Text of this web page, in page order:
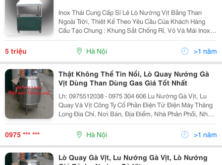
Inox Thái Cung Cấp Sỉ Lẻ Lò Nướng Vịt Bằng Than
Ngoài Trời, Thiêt Kế Theo Yêu Cầu Của Khách Hàng
Cấu Tạo Chung : Khung Sắt Chống Rỉ, Vỏ Và Mái Inox
304 Có Bánh Xe Di Chuyển Chế Độ Quay Xiên Tự Động
5 triệu Hà Nội >1 năm
Thật Không Thể Tin Nổi, Lò Quay Nướng Gà
Vịt Dùng Than Dùng Gas Giá Tốt Nhất
Lh: 0975512038 - 0975 304 606 Lu Nướng Gà Vịt, Lu
Quay Và Vịt Công Ty Cổ Phần Điện Tử Điện Máy Thăng
Long Địa Chỉ, Nơi Bán, Địa Điểm, Nhà Phân Phối, Nhà
Cung Cấp, Bán Buôn, Bán Lẻ Lu Nướng Vịt Lò Quay Vịt,
Lò Nướng Vịt, Chum Quay Vịt, Chum Nướn
0975 *** *** Hà Nội >1 năm
Lò Quay Gà Vịt, Lu Nướng Gà Vịt, Lò Nướng